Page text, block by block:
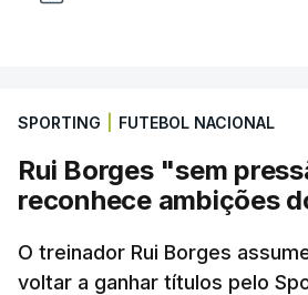
SPORTING FUTEBOL NACIONAL
Rui Borges "sem
reconhece ambições
O treinador Rui Borges
voltar a ganhar títulos pelo